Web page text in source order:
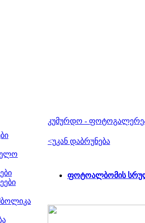
კუმურდო -
<უკან დაბრუნება
ფოტოალბომის